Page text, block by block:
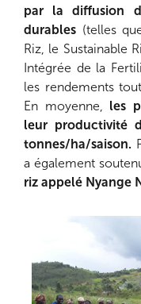
par la diffusion
durables (telles
Riz, le Sustainable
Intégrée de la
les rendements
En moyenne,
les
leur productivité
tonnes/ha/saison.
a également
riz appelé Nyange